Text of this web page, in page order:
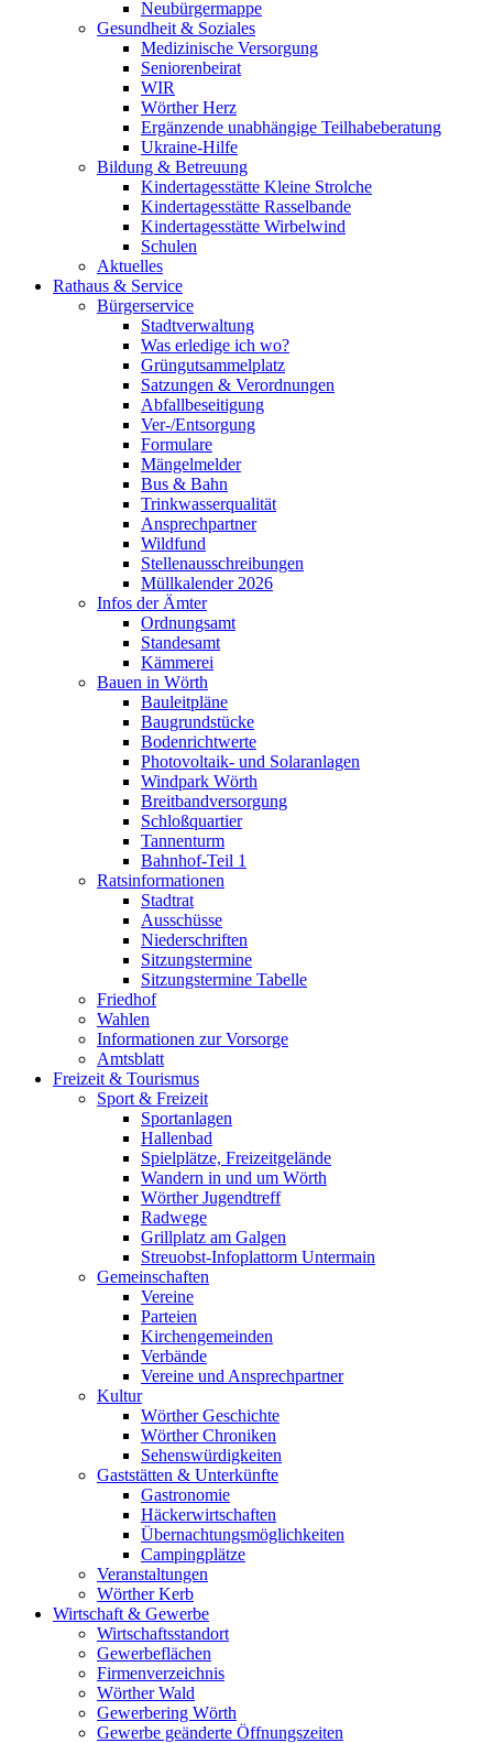
Neubürgermappe
Gesundheit & Soziales
Medizinische Versorgung
Seniorenbeirat
WIR
Wörther Herz
Ergänzende unabhängige Teilhabeberatung
Ukraine-Hilfe
Bildung & Betreuung
Kindertagesstätte Kleine Strolche
Kindertagesstätte Rasselbande
Kindertagesstätte Wirbelwind
Schulen
Aktuelles
Rathaus & Service
Bürgerservice
Stadtverwaltung
Was erledige ich wo?
Grüngutsammelplatz
Satzungen & Verordnungen
Abfallbeseitigung
Ver-/Entsorgung
Formulare
Mängelmelder
Bus & Bahn
Trinkwasserqualität
Ansprechpartner
Wildfund
Stellenausschreibungen
Müllkalender 2026
Infos der Ämter
Ordnungsamt
Standesamt
Kämmerei
Bauen in Wörth
Bauleitpläne
Baugrundstücke
Bodenrichtwerte
Photovoltaik- und Solaranlagen
Windpark Wörth
Breitbandversorgung
Schloßquartier
Tannenturm
Bahnhof-Teil 1
Ratsinformationen
Stadtrat
Ausschüsse
Niederschriften
Sitzungstermine
Sitzungstermine Tabelle
Friedhof
Wahlen
Informationen zur Vorsorge
Amtsblatt
Freizeit & Tourismus
Sport & Freizeit
Sportanlagen
Hallenbad
Spielplätze, Freizeitgelände
Wandern in und um Wörth
Wörther Jugendtreff
Radwege
Grillplatz am Galgen
Streuobst-Infoplattorm Untermain
Gemeinschaften
Vereine
Parteien
Kirchengemeinden
Verbände
Vereine und Ansprechpartner
Kultur
Wörther Geschichte
Wörther Chroniken
Sehenswürdigkeiten
Gaststätten & Unterkünfte
Gastronomie
Häckerwirtschaften
Übernachtungsmöglichkeiten
Campingplätze
Veranstaltungen
Wörther Kerb
Wirtschaft & Gewerbe
Wirtschaftsstandort
Gewerbeflächen
Firmenverzeichnis
Wörther Wald
Gewerbering Wörth
Gewerbe geänderte Öffnungszeiten